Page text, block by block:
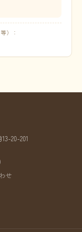
）：
20-201
せ